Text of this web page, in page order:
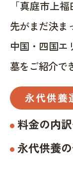
「真庭市上
先がまだ決ま
中国・四国エ
墓をご紹介で
永代供養
料金の内
永代供養